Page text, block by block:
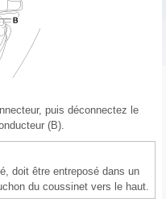
puis déconnectez le
(B).
doit être entreposé dans un
du coussinet vers le haut.